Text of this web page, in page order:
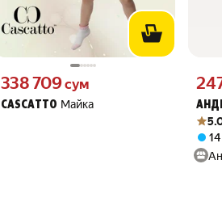
CASCATTO Майка
Цена 338709 сум вместо
338 709сум Цена